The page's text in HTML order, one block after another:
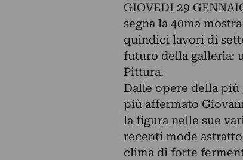
GIOVEDI 29
segna la 40ma
quindici lavori di
futuro della galleria:
Pittura.
Dalle opere della più
più affermato
la figura nelle sue
recenti mode
clima di forte